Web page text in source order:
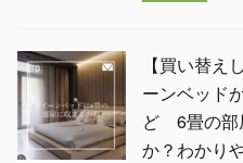
【買い替え
ーンベッド
ど 6畳の部
か？わかり